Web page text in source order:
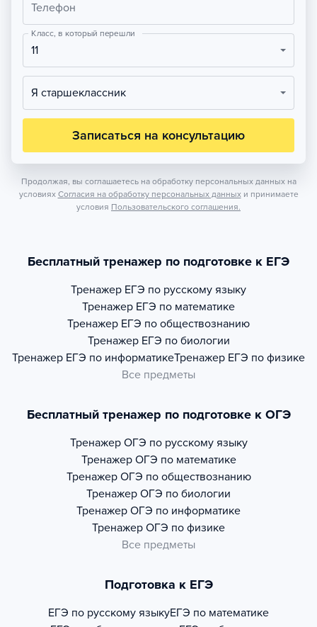
Телефон
Класс, в который перешли
11
Я старшеклассник
Записаться на консультацию
Продолжая, вы соглашаетесь на обработку персональных данных на
условиях Согласия на обработку персональных данных и принимаете
условия Пользовательского соглашения.
Бесплатный тренажер по подготовке к ЕГЭ
Тренажер ЕГЭ по русскому языку
Тренажер ЕГЭ по математике
Тренажер ЕГЭ по обществознанию
Тренажер ЕГЭ по биологии
Тренажер ЕГЭ по информатикеТренажер ЕГЭ по физике
Все предметы
Бесплатный тренажер по подготовке к ОГЭ
Тренажер ОГЭ по русскому языку
Тренажер ОГЭ по математике
Тренажер ОГЭ по обществознанию
Тренажер ОГЭ по биологии
Тренажер ОГЭ по информатике
Тренажер ОГЭ по физике
Все предметы
Подготовка к ЕГЭ
ЕГЭ по русскому языкуЕГЭ по математике